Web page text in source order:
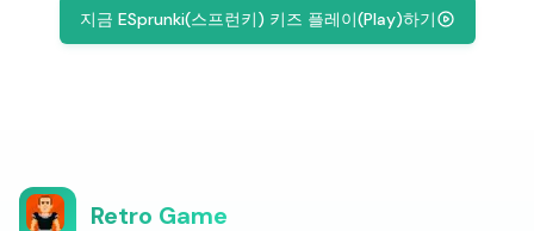
지금 ESprunki(스프런키) 키즈 플레이(Play)하기
Retro Game